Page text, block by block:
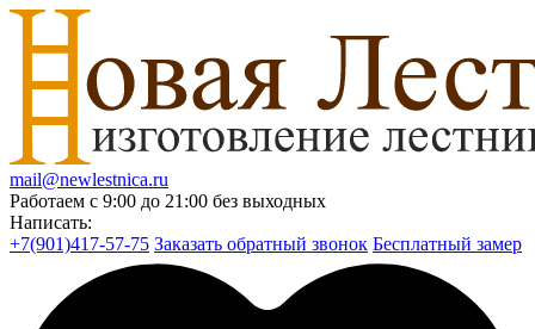
mail@newlestnica.ru
Работаем с 9:00 до 21:00 без выходных
Написать:
+7(901)417-57-75 Заказать обратный звонок Бесплатный замер